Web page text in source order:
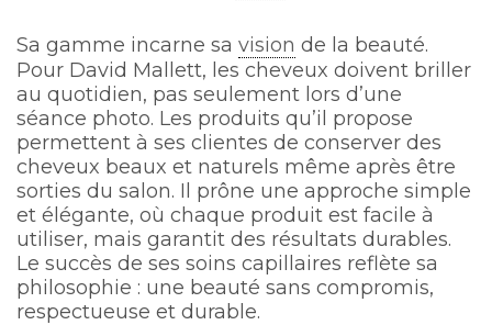
Sa gamme incarne sa vision de la beauté.
Pour David Mallett, les cheveux doivent briller
au quotidien, pas seulement lors d’une
séance photo. Les produits qu’il propose
permettent à ses clientes de conserver des
cheveux beaux et naturels même après être
sorties du salon. Il prône une approche simple
et élégante, où chaque produit est facile à
utiliser, mais garantit des résultats durables.
Le succès de ses soins capillaires reflète sa
philosophie : une beauté sans compromis,
respectueuse et durable.